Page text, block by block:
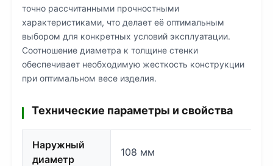
точно рассчитанными прочностными
характеристиками, что делает её оптимальным
выбором для конкретных условий эксплуатации.
Соотношение диаметра к толщине стенки
обеспечивает необходимую жесткость конструкции
при оптимальном весе изделия.
Технические параметры и свойства
Наружный
диаметр
108 мм